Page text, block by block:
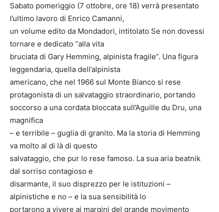
Sabato pomeriggio (7 ottobre, ore 18) verrà presentato
l’ultimo lavoro di Enrico Camanni,
un volume edito da Mondadori, intitolato Se non dovessi
tornare e dedicato “alla vita
bruciata di Gary Hemming, alpinista fragile”. Una figura
leggendaria, quella dell’alpinista
americano, che nel 1966 sul Monte Bianco si rese
protagonista di un salvataggio straordinario, portando
soccorso a una cordata bloccata sull’Aguille du Dru, una
magnifica
– e terribile – guglia di granito. Ma la storia di Hemming
va molto al di là di questo
salvataggio, che pur lo rese famoso. La sua aria beatnik
dal sorriso contagioso e
disarmante, il suo disprezzo per le istituzioni –
alpinistiche e no – e la sua sensibilità lo
portarono a vivere ai margini del grande movimento